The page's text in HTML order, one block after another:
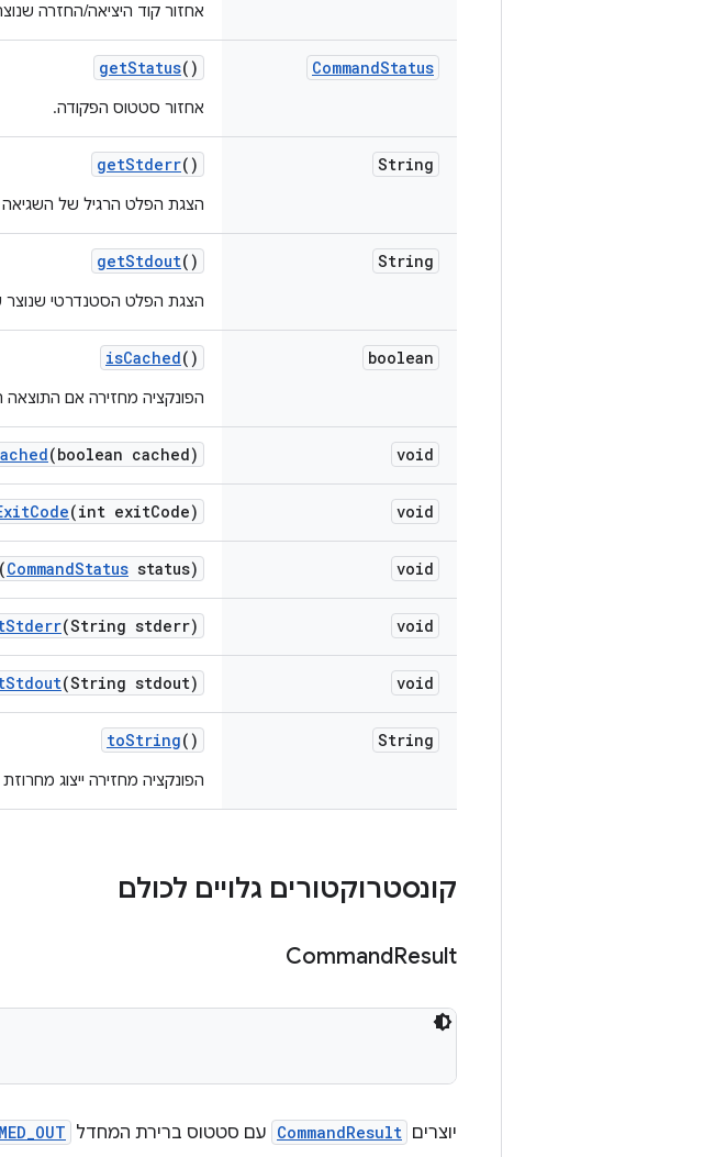
אחזור קוד היציאה/החזרה
CommandStatus
getStatus()
אחזור סטטוס הפקודה.
String
getStderr()
הצגת הפלט הרגיל של השגיאה
String
getStdout()
הצגת הפלט הסטנדרטי שנוצר
boolean
isCached()
הפונקציה מחזירה אם
void
(boolean cached)
void
Code(int exitCode)
void
(CommandStatus status)
void
Stderr(String stderr)
void
Stdout(String stdout)
String
toString()
הפונקציה מחזירה ייצוג
קונסטרוקטורים גלויים לכולם
CommandResult
יוצרים CommandResult עם סטטוס ברירת המחדל